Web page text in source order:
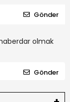
Gönder
olmak
Gönder